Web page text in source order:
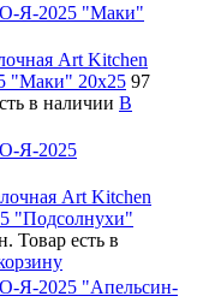
Я-2025 "Маки"
Art Kitchen
"Маки" 20х25 97
в наличии В
Я-2025
Art Kitchen
"Подсолнухи"
Товар есть в
Я-2025 "Апельсин-